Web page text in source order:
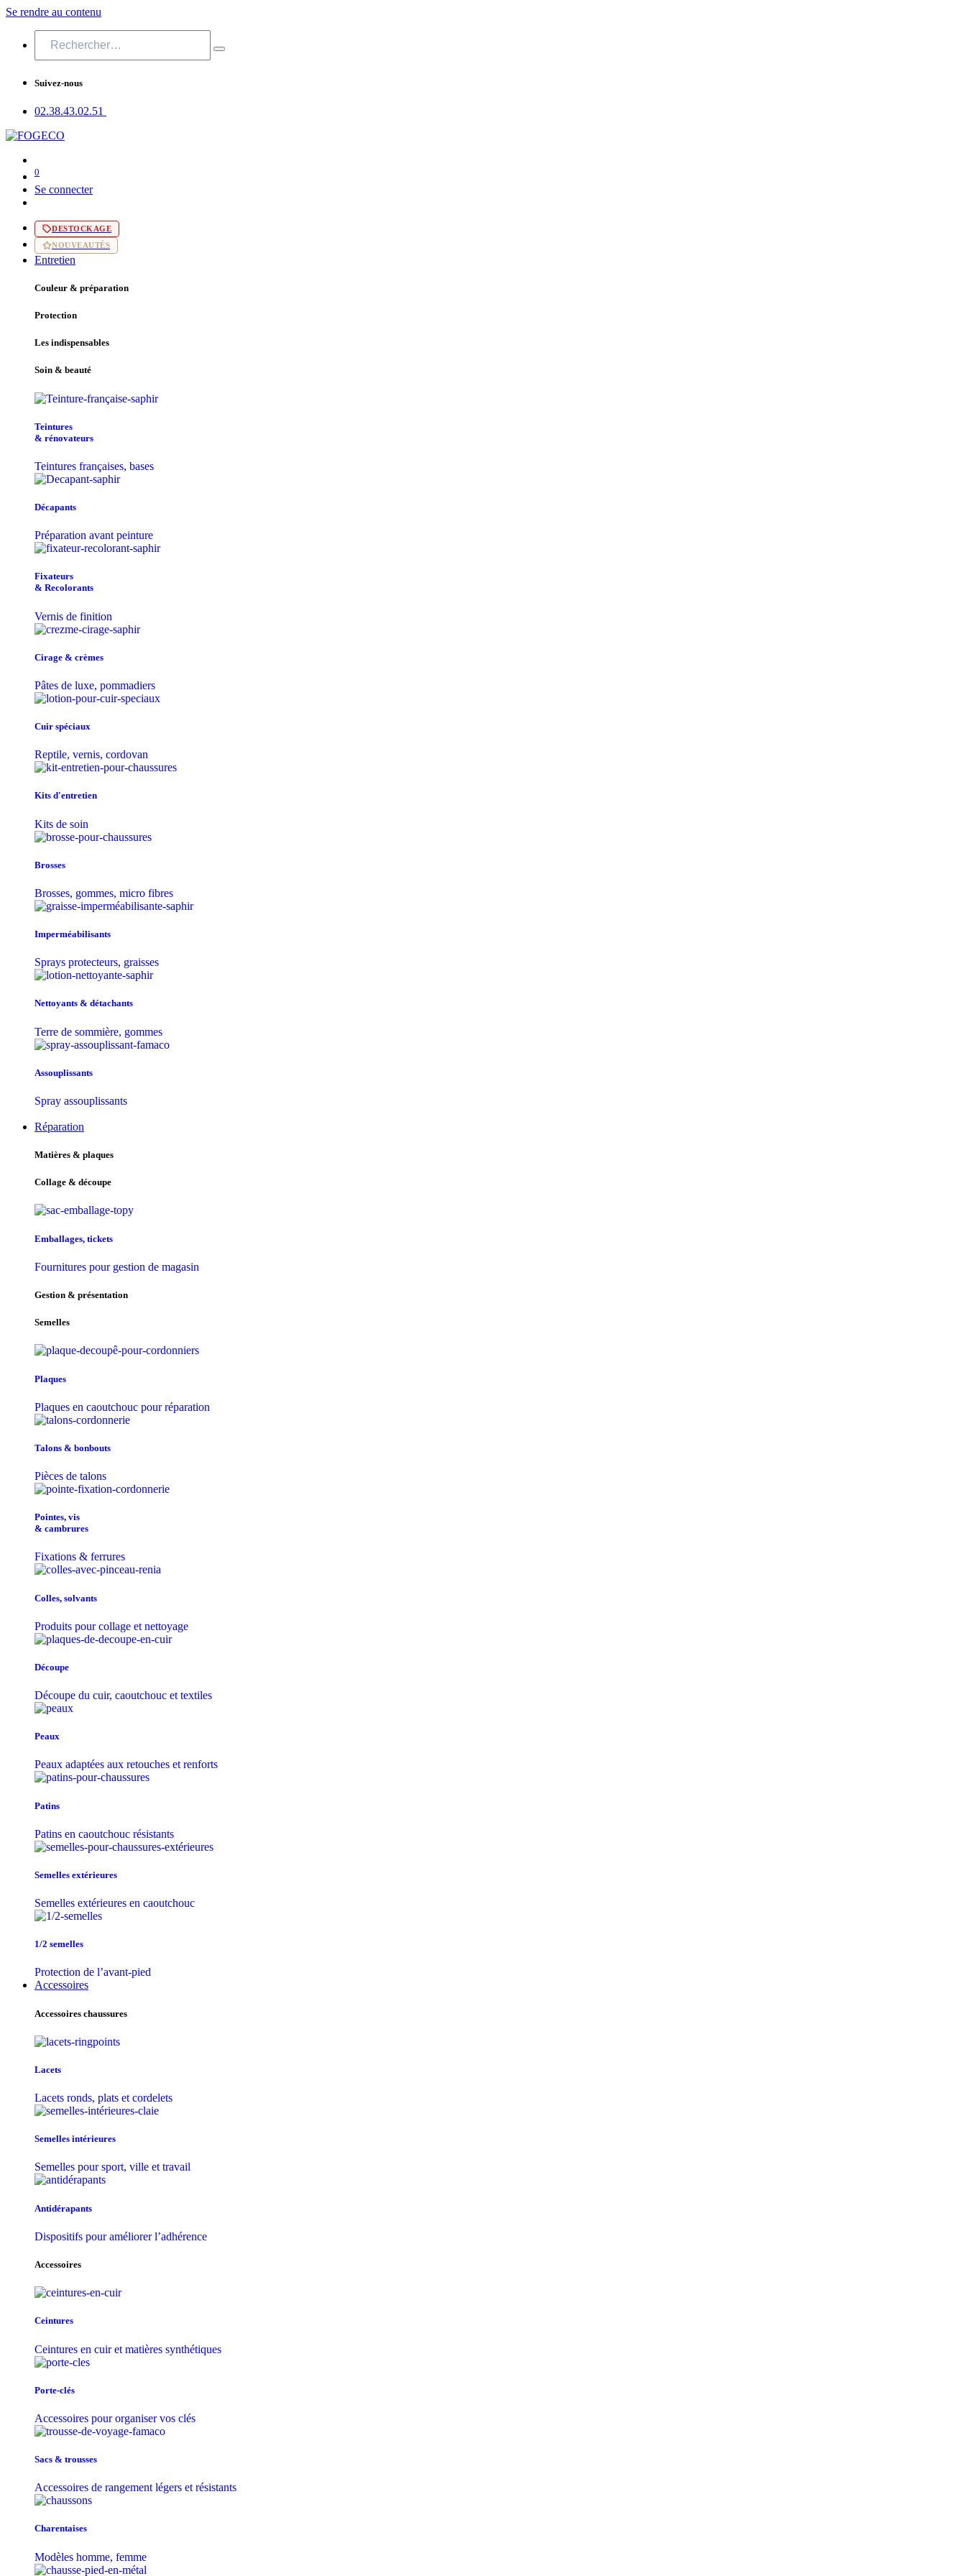
Se rendre au contenu
Suivez-nous
02.38.43​.02.51
0
Se connecter
DESTOCKAGE
NOUVEAUTÉS
Entretien
Couleur & préparation
Protection
Les indispensables
Soin & beauté
Teintu​res
& r​é​novateurs
Teintures françaises, bases
Décapants
Préparation avant peinture
Fixateurs
& Recolorants
Vernis de finition
Cirage & crèmes
Pâtes de luxe, pommadiers
Cuir spéciaux
Reptile, vernis, cordovan
Kits d'entretien
Kits de soin
Brosses
Brosses, gommes, micro fibres
Imperméabilisants
Sprays protecteurs, graisses
Nettoyants & détachants
Terre de sommière, gommes
Assouplissants
Spray assouplissants
Réparation
Matières & plaques
Collage & découpe
Emballages, tickets
Fournitures pour gestion de magasin
Gestion & présentation
Semelles
Plaques
Plaques en caoutchouc pour réparation
Talons & bonbouts
Pièces de talons
Pointes, vis
& cambrures
Fixations & ferrures
Colles, solvants
Produits pour collage et nettoyage
Découpe
Découpe du cuir, caoutchouc et textiles
Peaux
Peaux adaptées aux retouches et renforts
Patins
Patins en caoutchouc résistants
Semelles extérieures
Semelles extérieures en caoutchouc
1/2 semelles
Protection de l’avant-pied
Accessoires
Accessoires chaussures
Lacets
Lacets ronds, plats et cordelets
Semelles intérieures
Semelles pour sport, ville et travail
Antidérapants
Dispositifs pour améliorer l’adhérence
Accessoires
Ceintures
Ceintures en cuir et matières synthétiques
Porte-clés
Accessoires pour organiser vos clés
Sacs & trousse​s
Accessoires de rangement légers et résistants
Charentaises
Modèles homme, femme